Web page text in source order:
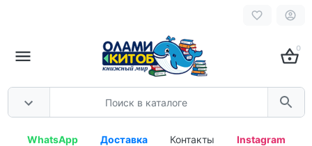
0
WhatsApp Доставка Контакты Instagram